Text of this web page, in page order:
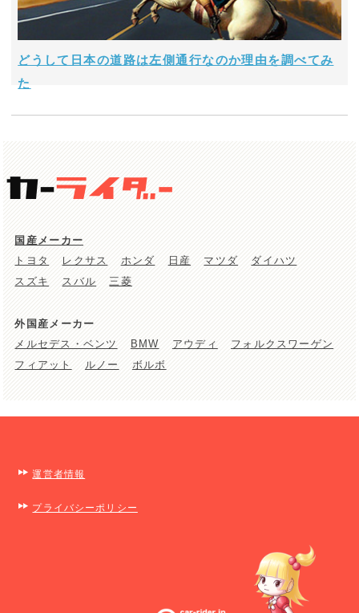
どうして日本の道路は左側通行なのか理由を調べてみ
た
国産メーカー
トヨタ
レクサス ホンダ 日産 マツダ
ダイハツ
スズキ
スバル 三菱
外国産メーカー
メルセデス・ベンツ
BMW アウディ
フォルクスワーゲン
フィアット
ルノー ボルボ
運営者情報
プライバシーポリシー